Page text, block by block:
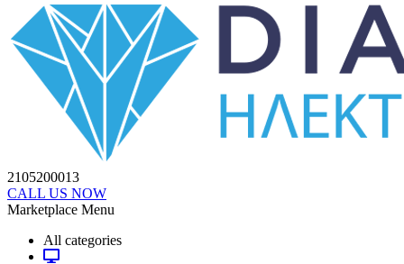
2105200013
CALL US NOW
Marketplace Menu
All categories